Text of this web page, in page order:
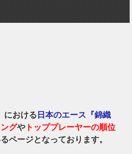
における 日本のエース『錦織
グや トッププレーヤーの順位
ページとなっております。